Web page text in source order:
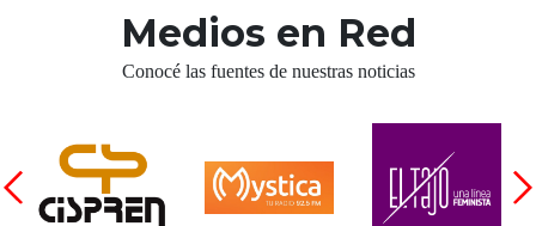
Medios en Red
Conocé las fuentes de nuestras noticias